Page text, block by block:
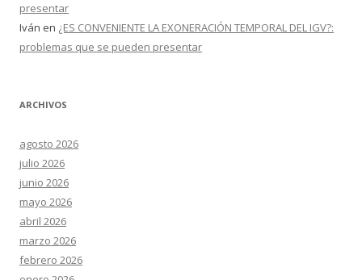
presentar
Iván en ¿ES CONVENIENTE LA EXONERACIÓN TEMPORAL DEL IGV?:
problemas que se pueden presentar
ARCHIVOS
agosto 2026
julio 2026
junio 2026
mayo 2026
abril 2026
marzo 2026
febrero 2026